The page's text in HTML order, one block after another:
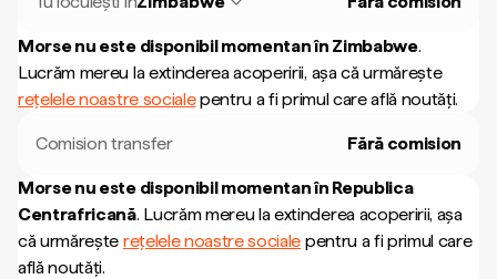
Morse nu este disponibil momentan în Zimbabwe.
Lucrăm mereu la extinderea acoperirii, așa că urmărește
rețelele noastre socialepentru a fi primul care află noutăți.
Comision transfer Fără comision
Morse nu este disponibil momentan în Republica
Centrafricană. Lucrăm mereu la extinderea acoperirii, așa
că urmărește rețelele noastre sociale pentru a fi primul care
află noutăți.